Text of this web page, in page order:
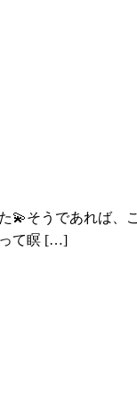
💫そうであれば
って瞑 […]